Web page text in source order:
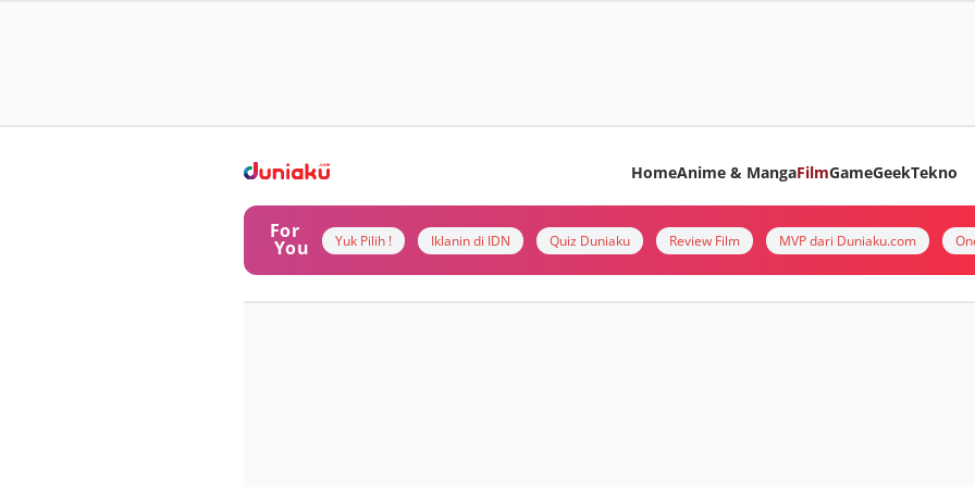
HomeAnime & MangaFilmGameGeekTekno
For
You Yuk Pilih ! Iklanin di IDN Quiz Duniaku Review Film MVP dari Duniaku.com